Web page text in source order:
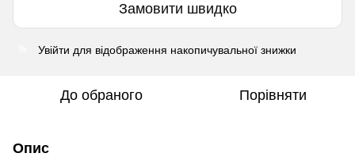
Замовити швидко
Увійти для відображення накопичувальної знижки
До обраного Порівняти
Опис